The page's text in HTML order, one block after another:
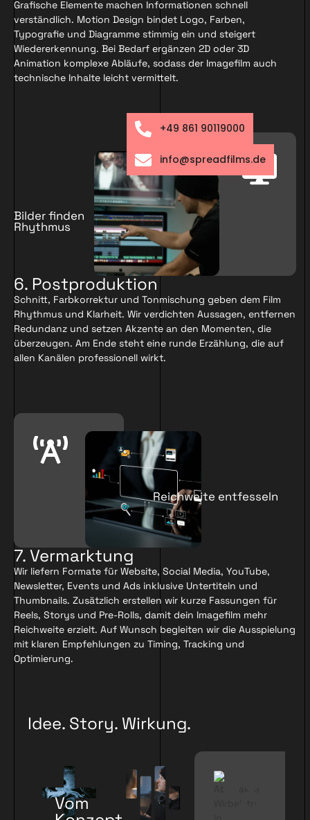
Grafische Elemente machen Informationen schnell
verständlich. Motion Design bindet Logo, Farben,
Typografie und Diagramme stimmig ein und steigert
Wiedererkennung. Bei Bedarf ergänzen 2D oder 3D
Animation komplexe Abläufe, sodass der Imagefilm auch
technische Inhalte leicht vermittelt.
Bilder finden
Rhythmus
6. Postproduktion
Schnitt, Farbkorrektur und Tonmischung geben dem Film
Rhythmus und Klarheit. Wir verdichten Aussagen, entfernen
Redundanz und setzen Akzente an den Momenten, die
überzeugen. Am Ende steht eine runde Erzählung, die auf
allen Kanälen professionell wirkt.
Reichweite entfesseln
7. Vermarktung
Wir liefern Formate für Website, Social Media, YouTube,
Newsletter, Events und Ads inklusive Untertiteln und
Thumbnails. Zusätzlich erstellen wir kurze Fassungen für
Reels, Storys und Pre-Rolls, damit dein Imagefilm mehr
Reichweite erzielt. Auf Wunsch begleiten wir die Ausspielung
mit klaren Empfehlungen zu Timing, Tracking und
Optimierung.
Idee. Story. Wirkung.
Vom
+49 861 90119000
info@spreadfilms.de